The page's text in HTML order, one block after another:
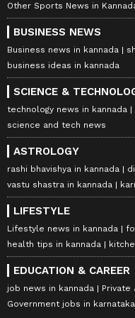
Other Sports News in
BUSINESS NEWS
Business news in kannada
business ideas in kannada
SCIENCE &
technology news in kannada
science and tech news
ASTROLOGY
rashi bhavishya in kannada
vastu shastra in kannada
LIFESTYLE
Lifestyle news in kannada
health tips in kannada
EDUCATION & CAREER
job news in kannada Private
Government jobs in karnataka